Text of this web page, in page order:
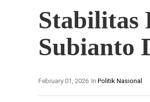
Stabilitas
Subianto
In Politik Nasional
February 01, 2026